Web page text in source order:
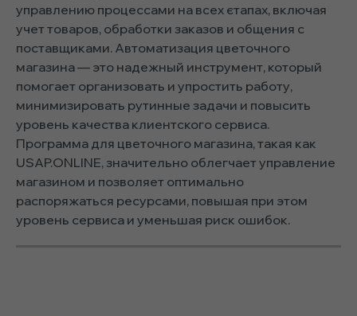
управлению процессами на всех єтапах, включая
учет товаров, обработки заказов и общения с
поставщиками. Автоматизация цветочного
магазина — это надежный инструмент, который
помогает организовать и упростить работу,
минимизировать рутинные задачи и повысить
уровень качества клиентского сервиса.
Программа для цветочного магазина, такая как
USAP.ONLINE, значительно облегчает управление
магазином и позволяет оптимально
распоряжаться ресурсами, повышая при этом
уровень сервиса и уменьшая риск ошибок.